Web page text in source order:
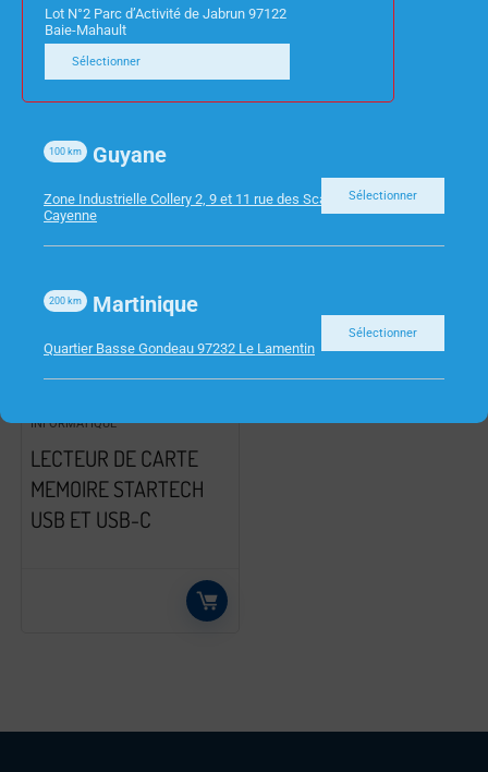
SWITCH 5 PORTS
STONET 10/100/1000
ST3105GS GIGABIT
ADAPTATEUR USB 3.0
RJ45
INFORMATIQUE
LECTEUR DE CARTE
MEMOIRE STARTECH
USB ET USB-C
Lot N°2 Parc d’Activité de Jabrun 97122
Baie-Mahault
Sélectionner
Guyane
100 km
Zone Industrielle Collery 2, 9 et 11 rue des Scarabees 97300
Cayenne
Sélectionner
Martinique
200 km
Quartier Basse Gondeau 97232 Le Lamentin
Sélectionner